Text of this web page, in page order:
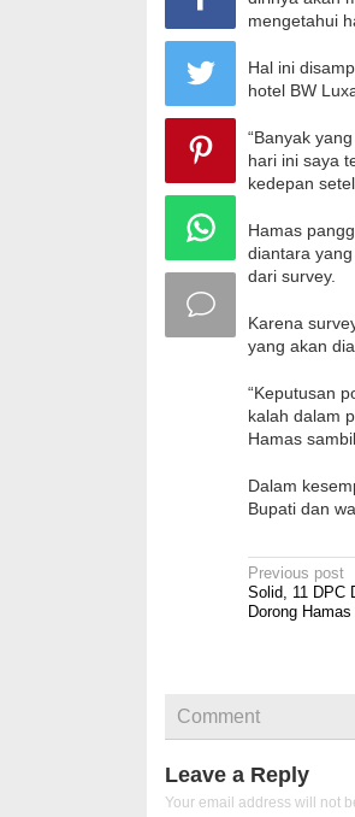
mengetahui
Hal ini
hotel BW
“Banyak
hari ini saya
kedepan
Hamas
diantara
dari survey.
Karena
yang akan
“Keputusan
kalah dalam
Hamas
Dalam
Bupati dan
Post
Previous post
Solid, 11 DPC
Dorong
Comment
Leave a Reply
Your email address will not